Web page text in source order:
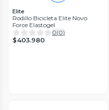
Elite
Rodillo Bicicleta Elite Novo
Force Elastogel
0(0)
$403.980